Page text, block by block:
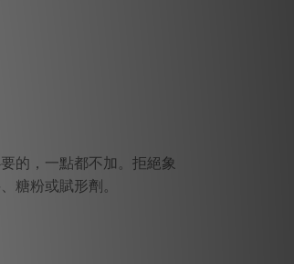
的，一點都不加。拒絕象
糖粉或賦形劑。